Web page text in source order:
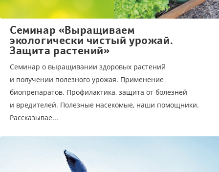
Семинар «Выращиваем
экологически чистый урожай.
Защита растений»
Семинар о выращивании здоровых растений
и получении полезного урожая. Применение
биопрепаратов. Профилактика, защита от болезней
и вредителей. Полезные насекомые, наши помощники.
Рассказывае...